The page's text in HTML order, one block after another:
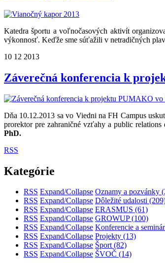
Katedra športu a voľnočasových aktivít
výkonnosť. Keďže sme súťažili v netradičných
10 12 2013
Záverečná konferencia k
Dňa 10.12.2013 sa vo Viedni na FH Campus
prorektor pre zahraničné vzťahy a public relations
PhD.
RSS
Kategórie
RSS Expand/Collapse Oznamy a pozvánky
RSS Expand/Collapse Dôležité udalosti
RSS Expand/Collapse ERASMUS (61)
RSS Expand/Collapse GROWUP(100)
RSS Expand/Collapse Konferencie a
RSS Expand/Collapse Projekty (13)
RSS Expand/Collapse Šport(82)
RSS Expand/Collapse ŠVOČ (14)